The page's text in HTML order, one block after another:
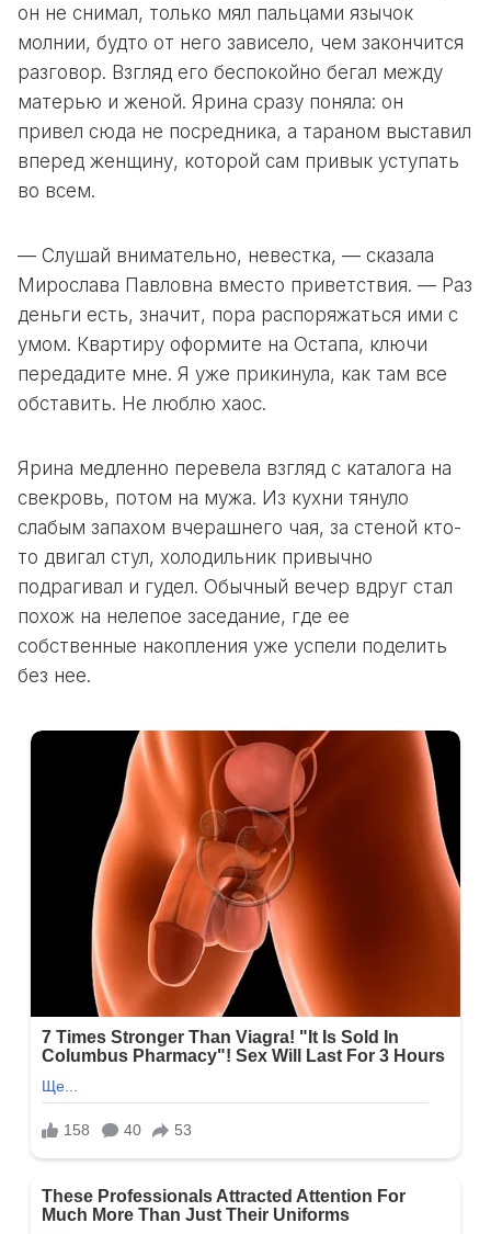
он не снимал, только мял пальцами язычок
молнии, будто от него зависело, чем закончится
разговор. Взгляд его беспокойно бегал между
матерью и женой. Ярина сразу поняла: он
привел сюда не посредника, а тараном выставил
вперед женщину, которой сам привык уступать
во всем.
— Слушай внимательно, невестка, — сказала
Мирослава Павловна вместо приветствия. — Раз
деньги есть, значит, пора распоряжаться ими с
умом. Квартиру оформите на Остапа, ключи
передадите мне. Я уже прикинула, как там все
обставить. Не люблю хаос.
Ярина медленно перевела взгляд с каталога на
свекровь, потом на мужа. Из кухни тянуло
слабым запахом вчерашнего чая, за стеной кто-
то двигал стул, холодильник привычно
подрагивал и гудел. Обычный вечер вдруг стал
похож на нелепое заседание, где ее
собственные накопления уже успели поделить
без нее.